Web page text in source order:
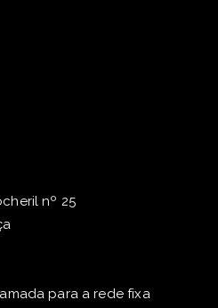
nº 25
para a rede fixa